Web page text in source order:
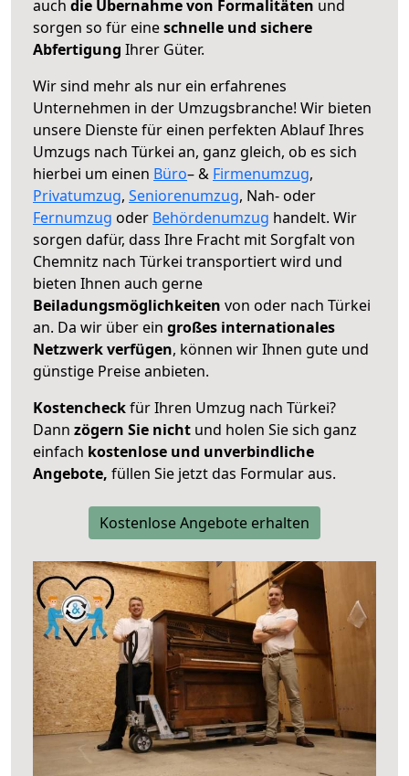
auch die Übernahme von Formalitäten und
sorgen so für eineschnelle und sichere
Abfertigung Ihrer Güter.
Wir sind mehr als nur ein erfahrenes
Unternehmen in der Umzugsbranche! Wir bieten
unsere Dienste für einen perfekten Ablauf Ihres
Umzugs nach Türkei an, ganz gleich, ob es sich
hierbei um einen Büro– & Firmenumzug,
Privatumzug, Seniorenumzug, Nah- oder
Fernumzug oder Behördenumzug handelt. Wir
sorgen dafür, dass Ihre Fracht mit Sorgfalt von
Chemnitz nach Türkei transportiert wird und
bieten Ihnen auch gerne
Beiladungsmöglichkeiten von oder nach Türkei
an. Da wir über ein großes internationales
Netzwerk verfügen, können wir Ihnen gute und
günstige Preise anbieten.
Kostencheckfür Ihren Umzug nach Türkei?
Dann zögern Sie nicht und holen Sie sich ganz
einfach kostenlose und unverbindliche
Angebote, füllen Sie jetzt das Formular aus.
Kostenlose Angebote erhalten